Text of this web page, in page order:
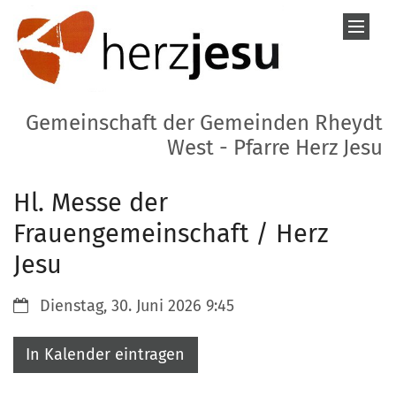
Zum Inhalt springen
Gemeinschaft der Gemeinden Rheydt
West - Pfarre Herz Jesu
Hl. Messe der
Frauengemeinschaft / Herz
Jesu
Datum:Dienstag, 30. Juni 2026 9:45
In Kalender eintragen